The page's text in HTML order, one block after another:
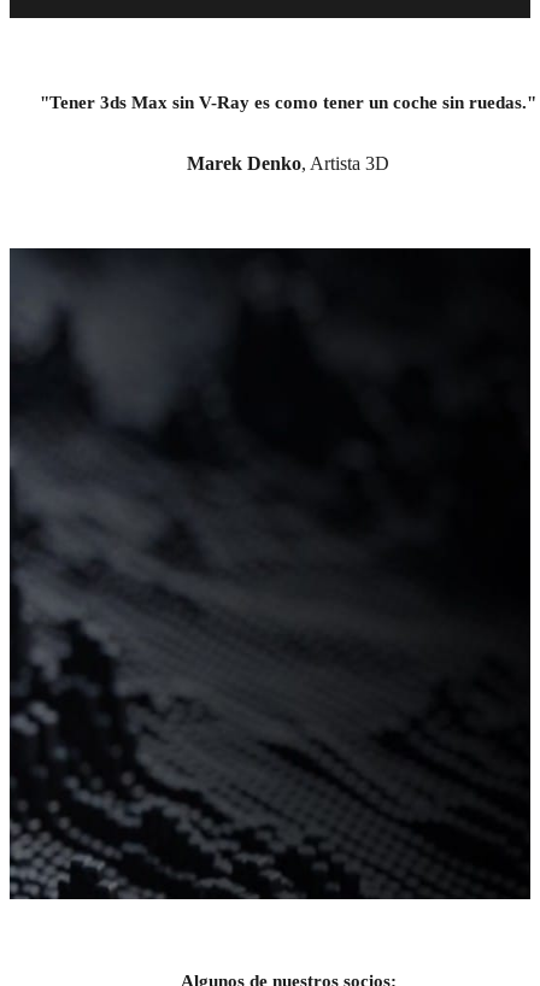
"Tener 3ds Max sin V-Ray es como tener un coche sin ruedas."
Marek Denko, Artista 3D
Algunos de nuestros socios: